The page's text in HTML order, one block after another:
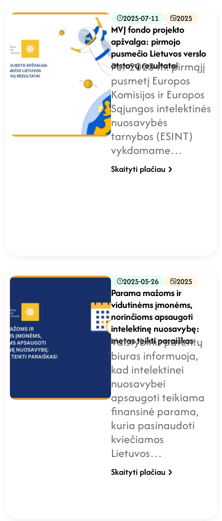
2025-07-11 2025
MVĮ fondo projekto
apžvalga: pirmojo
pusmečio Lietuvos verslo
atstovų rezultatai
Per 2025 m. pirmąjį
pusmetį Europos
Komisijos ir Europos
Sąjungos intelektinės
nuosavybės
tarnybos (ESINT)
vykdomame…
Skaityti plačiau
2025-05-26 2025
Parama mažoms ir
vidutinėms įmonėms,
norinčioms apsaugoti
intelektinę nuosavybę:
metas teikti paraiškas
Valstybinis patentų
biuras informuoja,
kad intelektinei
nuosavybei
apsaugoti teikiama
finansinė parama,
kuria pasinaudoti
kviečiamos
Lietuvos…
Skaityti plačiau